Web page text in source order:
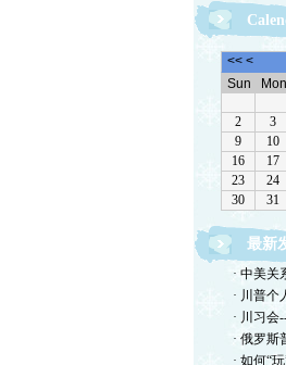
最新
· 中美关
· 川普个
· 川习会
· 俄罗斯
· 如何“